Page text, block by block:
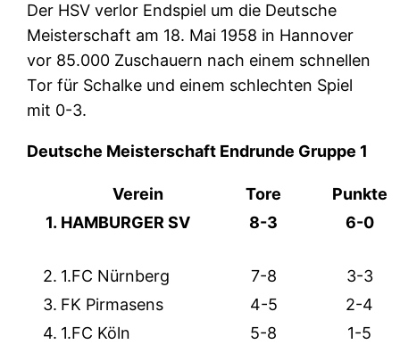
Der HSV verlor Endspiel um die Deutsche
Meisterschaft am 18. Mai 1958 in Hannover
vor 85.000 Zuschauern nach einem schnellen
Tor für Schalke und einem schlechten Spiel
mit 0-3.
Deutsche Meisterschaft Endrunde Gruppe 1
Verein Tore
Punkte
1. HAMBURGER SV 8-3 6-0
2. 1.FC Nürnberg 7-8
3-3
3. FK Pirmasens 4-5
2-4
4. 1.FC Köln 5-8 1-5